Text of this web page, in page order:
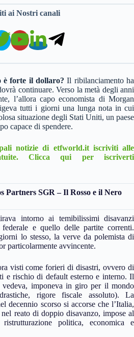
ai Nostri canali
è forte il dollaro? Il ribilanciamento ha
continuare. Verso la metà degli anni
l’allora capo economista di Morgan
tutti i giorni una lunga nota in cui
situazione degli Stati Uniti, un paese
capace di spendere.
notizie di etfworld.it iscriviti alle
Clicca qui per iscriverti
Partners SGR – Il Rosso e il Nero
intorno ai temibilissimi disavanzi
e quello delle partite correnti.
lo stesso, la verve da polemista di
particolarmente avvincente.
visti come forieri di disastri, ovvero di
e rischio di default esterno e interno. Il
imponeva in giro per il mondo
rigore fiscale assoluto). La
decennio scorso si accorse che l’Italia,
reato di doppio disavanzo, impose al
politica, economica e